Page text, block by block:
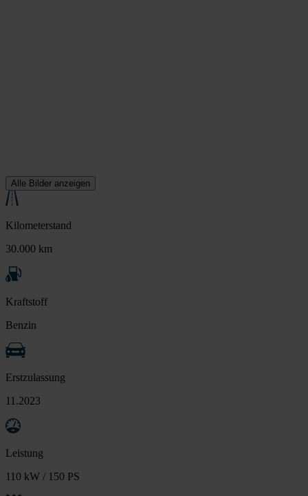
Alle Bilder anzeigen
Kilometerstand
30.000 km
Kraftstoff
Benzin
Erstzulassung
11.2023
Leistung
110 kW / 150 PS